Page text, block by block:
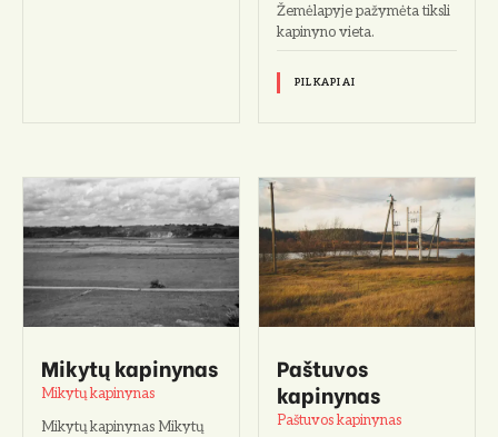
Žemėlapyje pažymėta tiksli
kapinyno vieta.
PILKAPIAI
Mikytų kapinynas
Mikytų kapinynas
Mikytų kapinynas Mikytų
Paštuvos
kapinynas
Paštuvos kapinynas